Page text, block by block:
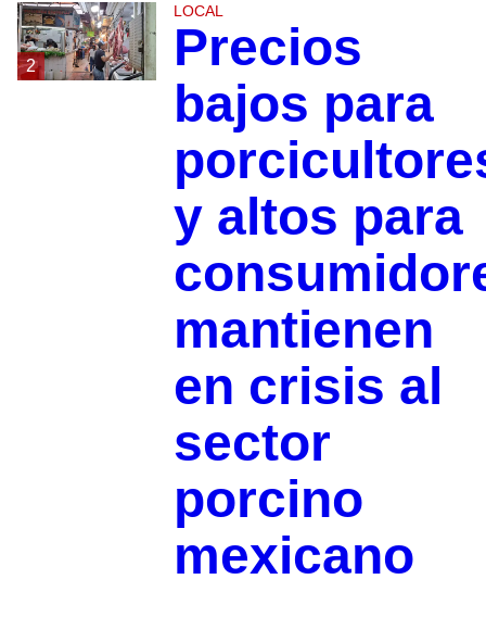
2
LOCAL
Precios
bajos para
y altos para
mantienen
en crisis al
sector
porcino
mexicano